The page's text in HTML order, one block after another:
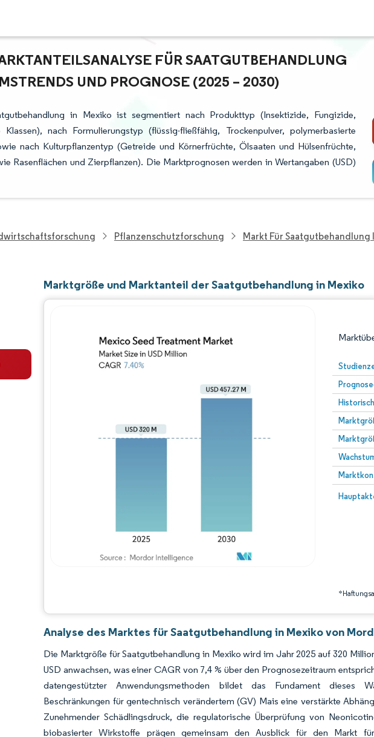
FÜR SAATGUTBEHANDLUNG I
UND PROGNOSE (2025 – 2030)
in Mexiko ist segmentiert nach Produkttyp (Insektizide, Fungizide,
nach Formulierungstyp (flüssig-fließfähig, Trockenpulver, polymerbasierte
nach Kulturpflanzentyp (Getreide und Körnerfrüchte, Ölsaaten und Hülsenfrüchte,
Rasenflächen und Zierpflanzen). Die Marktprognosen werden in Wertangaben (USD)
Pflanzenschutzforschung Markt Für Saatgutbehandlung
Marktgröße und Marktanteil der Saatgutbehandlung in Mexiko
Bild ©
Bild © Mordor Intelligence. Wiederverwendung erfordert
Analyse des Marktes für Saatgutbehandlung in Mexiko von
Die Marktgröße für Saatgutbehandlung in Mexiko wird im Jahr 2025 auf 320
USD anwachsen, was einer CAGR von 7,4 % über den Prognosezeitraum
datengestützter Anwendungsmethoden bildet das Fundament dieses
Beschränkungen für gentechnisch verändertem (GV) Mais eine verstärkte
Zunehmender Schädlingsdruck, die regulatorische Überprüfung von
biobasierter Wirkstoffe prägen gemeinsam den Ausblick für den Markt